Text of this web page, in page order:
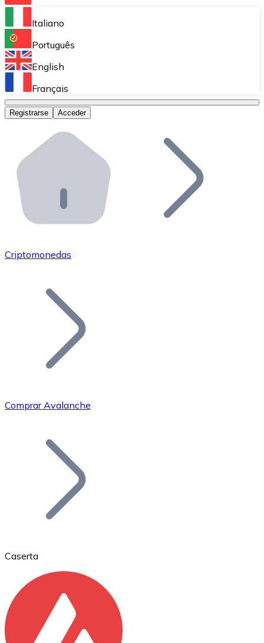
Bitnovo Ramp
Integra nuestra solución en tu plataforma.
Bitnovo Giftcards
Bitnovo OTC
Bitnovo ATM
Integra un ATM Bitnovo en tu negocio y permite que
Bitnovo API
Integra nuestra API en tu ecosistema.
Únete a nuestra red de distribuidores.
Añade tu proyecto a nuestro ecosistema.
Bitcoin
Ethereum
ETH
Italiano
Português
English
Français
Registrarse Acceder
Criptomonedas
Comprar Avalanche
Caserta